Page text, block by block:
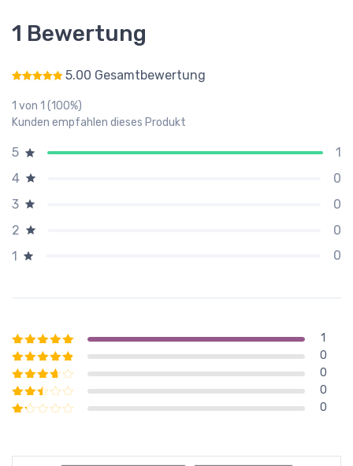
1 Bewertung
Bewertet mit5.00von 5
5.00 Gesamtbewertung
1 von 1 (100%)
Kunden empfahlen dieses Produkt
5
1
4
0
3
0
2
0
1
0
Bewertet mit
1
Bewertet mit
0
Bewertet mit
0
Bewertet mit
0
0